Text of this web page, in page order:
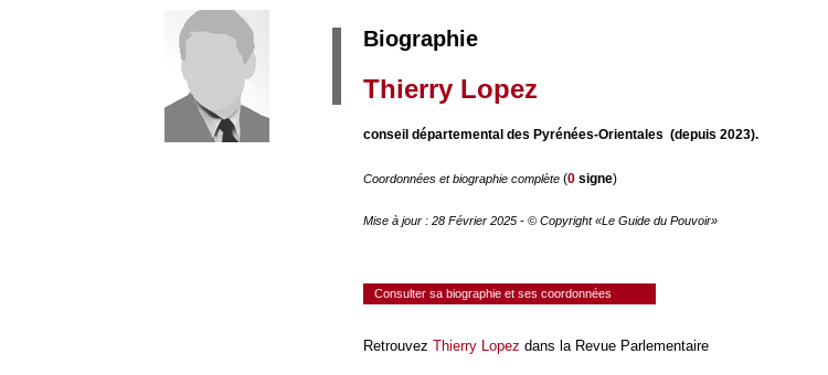
Biographie
Thierry Lopez
conseil départemental des Pyrénées-Orientales (depuis 2023).
Coordonnées et biographie complète (0 signe)
Mise à jour : 28 Février 2025 - © Copyright «Le Guide du Pouvoir»
Consulter sa biographie et ses coordonnées
Retrouvez Thierry Lopez dans la Revue Parlementaire